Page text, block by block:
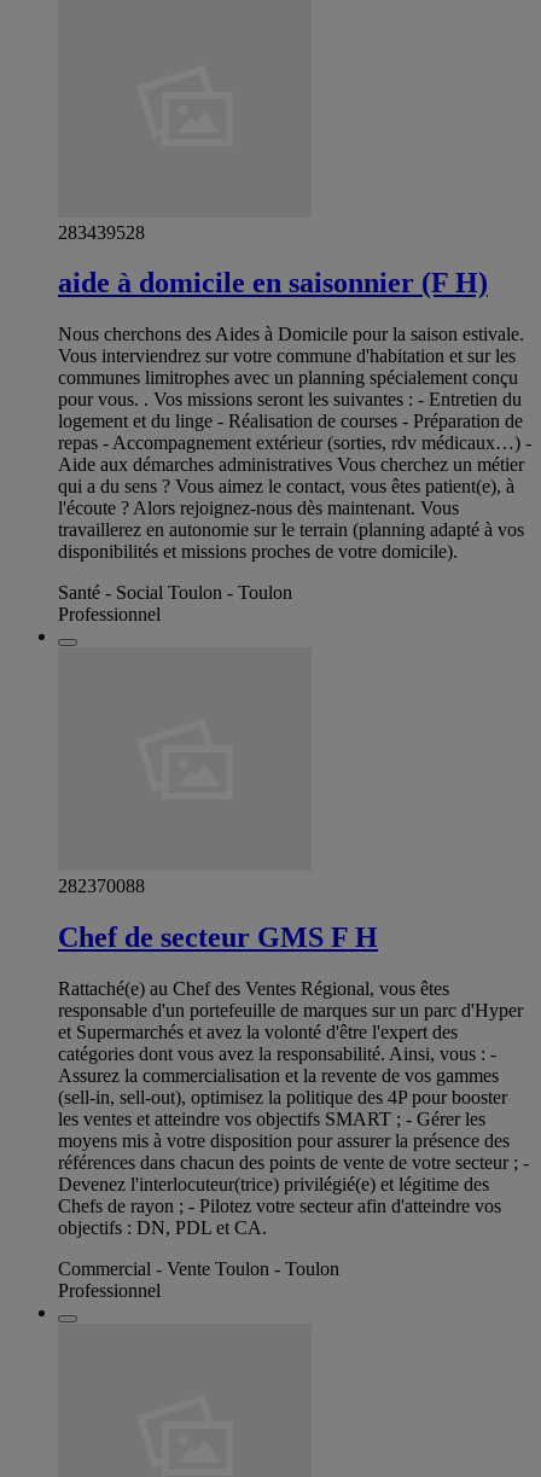
283439528
aide à domicile en saisonnier (F H)
Nous cherchons des Aides à Domicile pour la saison estivale.
Vous interviendrez sur votre commune d'habitation et sur les
communes limitrophes avec un planning spécialement conçu
pour vous. . Vos missions seront les suivantes : - Entretien du
logement et du linge - Réalisation de courses - Préparation de
repas - Accompagnement extérieur (sorties, rdv médicaux…) -
Aide aux démarches administratives Vous cherchez un métier
qui a du sens ? Vous aimez le contact, vous êtes patient(e), à
l'écoute ? Alors rejoignez-nous dès maintenant. Vous
travaillerez en autonomie sur le terrain (planning adapté à vos
disponibilités et missions proches de votre domicile).
Santé - Social Toulon - Toulon
Professionnel
282370088
Chef de secteur GMS F H
Rattaché(e) au Chef des Ventes Régional, vous êtes
responsable d'un portefeuille de marques sur un parc d'Hyper
et Supermarchés et avez la volonté d'être l'expert des
catégories dont vous avez la responsabilité. Ainsi, vous : -
Assurez la commercialisation et la revente de vos gammes
(sell-in, sell-out), optimisez la politique des 4P pour booster
les ventes et atteindre vos objectifs SMART ; - Gérer les
moyens mis à votre disposition pour assurer la présence des
références dans chacun des points de vente de votre secteur ; -
Devenez l'interlocuteur(trice) privilégié(e) et légitime des
Chefs de rayon ; - Pilotez votre secteur afin d'atteindre vos
objectifs : DN, PDL et CA.
Commercial - Vente Toulon - Toulon
Professionnel